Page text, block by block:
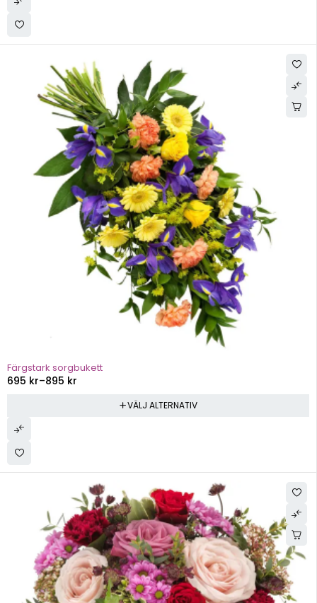
Färgstark sorgbukett
695 kr–895 kr
VÄLJ ALTERNATIV